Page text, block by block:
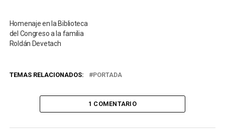
Homenaje en la Biblioteca
del Congreso a la familia
Roldán Devetach
TEMAS RELACIONADOS: PORTADA
1 COMENTARIO